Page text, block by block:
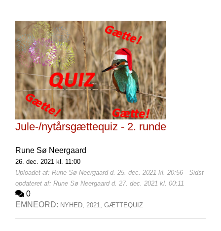
Jule-/nytårsgættequiz - 2. runde
Rune Sø Neergaard
26. dec. 2021 kl. 11:00
Uploadet af: Rune Sø Neergaard d. 25. dec. 2021 kl. 20:56 - Sidst
opdateret af: Rune Sø Neergaard d. 27. dec. 2021 kl. 00:11
0
EMNEORD: NYHED, 2021, GÆTTEQUIZ